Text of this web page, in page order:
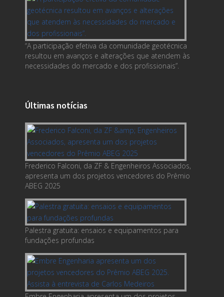
“A participação efetiva da comunidade geotécnica
resultou em avanços e alterações que atendem às
necessidades do mercado e dos profissionais”.
Últimas notícias
Frederico Falconi, da ZF & Engenheiros Associados,
apresenta um dos projetos vencedores do Prêmio
ABEG 2025
Palestra gratuita: ensaios e equipamentos para
fundações profundas